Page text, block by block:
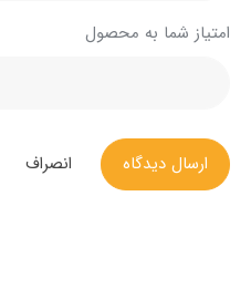
امتیاز شما به محصول
ارسال دیدگاه انصراف